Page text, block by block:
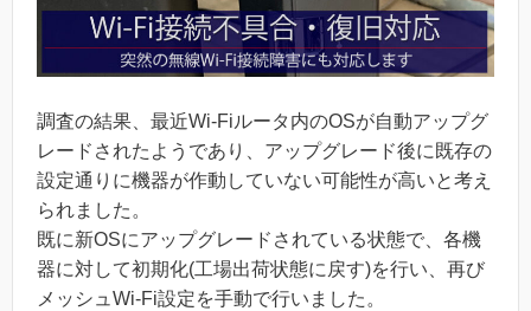
調査の結果、最近Wi-Fiルータ内のOSが自動アップグ
レードされたようであり、アップグレード後に既存の
設定通りに機器が作動していない可能性が高いと考え
られました。
既に新OSにアップグレードされている状態で、各機
器に対して初期化(工場出荷状態に戻す)を行い、再び
メッシュWi-Fi設定を手動で行いました。